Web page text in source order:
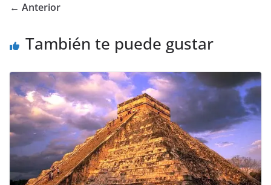
← Anterior
También te puede gustar